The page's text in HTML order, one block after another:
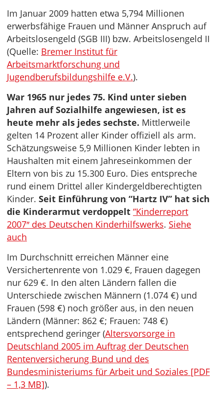
Im Januar 2009 hatten etwa 5,794 Millionen
erwerbsfähige Frauen und Männer Anspruch auf
Arbeitslosengeld (SGB III) bzw. Arbeitslosengeld II
(Quelle: Bremer Institut für
Arbeitsmarktforschung und
Jugendberufsbildungshilfe e.V.).
War 1965 nur jedes 75. Kind unter sieben
Jahren auf Sozialhilfe angewiesen, ist es
heute mehr als jedes sechste. Mittlerweile
gelten 14 Prozent aller Kinder offiziell als arm.
Schätzungsweise 5,9 Millionen Kinder lebten in
Haushalten mit einem Jahreseinkommen der
Eltern von bis zu 15.300 Euro. Dies entspreche
rund einem Drittel aller Kindergeldberechtigten
Kinder. Seit Einführung von “Hartz IV” hat sich
die Kinderarmut verdoppelt “Kinderreport
2007″ des Deutschen Kinderhilfswerks. Siehe
auch
Im Durchschnitt erreichen Männer eine
Versichertenrente von 1.029 €, Frauen dagegen
nur 629 €. In den alten Ländern fallen die
Unterschiede zwischen Männern (1.074 €) und
Frauen (598 €) noch größer aus, in den neuen
Ländern (Männer: 862 €; Frauen: 748 €)
entsprechend geringer (Altersvorsorge in
Deutschland 2005 im Auftrag der Deutschen
Rentenversicherung Bund und des
Bundesministeriums für Arbeit und Soziales [PDF
– 1,3 MB]).